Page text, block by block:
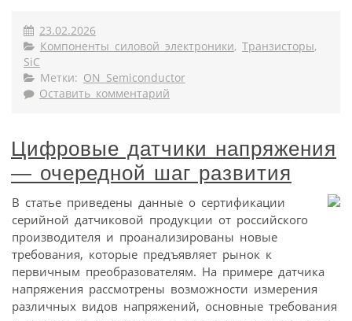
23.02.2026
Компоненты силовой электроники, Транзисторы,
SiC
Метки: ON Semiconductor
Оставить комментарий
Цифровые датчики напряжения
— очередной шаг развития
В статье приведены данные о сертификации
серийной датчиковой продукции от российского
производителя и проанализированы новые
требования, которые предъявляет рынок к
первичным преобразователям. На примере датчика
напряжения рассмотрены возможности измерения
различных видов напряжений, основные требования